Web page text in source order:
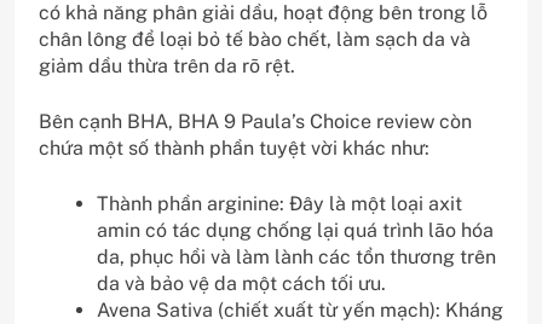
có khả năng phân giải dầu, hoạt động bên trong lỗ
chân lông để loại bỏ tế bào chết, làm sạch da và
giảm dầu thừa trên da rõ rệt.
Bên cạnh BHA, BHA 9 Paula’s Choice review còn
chứa một số thành phần tuyệt vời khác như:
Thành phần arginine: Đây là một loại axit
amin có tác dụng chống lại quá trình lão hóa
da, phục hồi và làm lành các tổn thương trên
da và bảo vệ da một cách tối ưu.
Avena Sativa (chiết xuất từ yến mạch): Kháng